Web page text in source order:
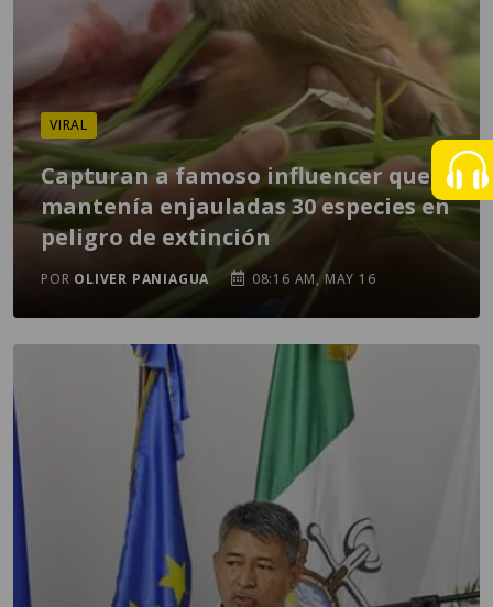
VIRAL
Capturan a famoso influencer que
mantenía enjauladas 30 especies en
peligro de extinción
POR OLIVER PANIAGUA 08:16 AM, MAY 16